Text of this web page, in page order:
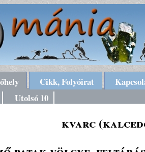
Cikk, Folyóirat
Utolsó 10
kvarc